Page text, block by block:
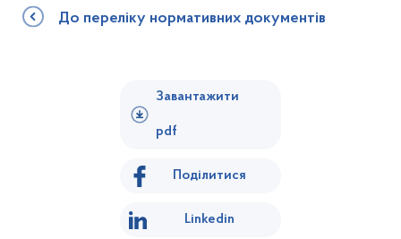
До переліку нормативних документів
Завантажити
pdf
Поділитися
Linkedin